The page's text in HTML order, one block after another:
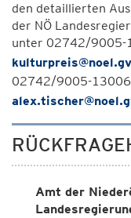
den detaillierten
der NÖ
unter 02742/9005-
02742/9005-
Amt der